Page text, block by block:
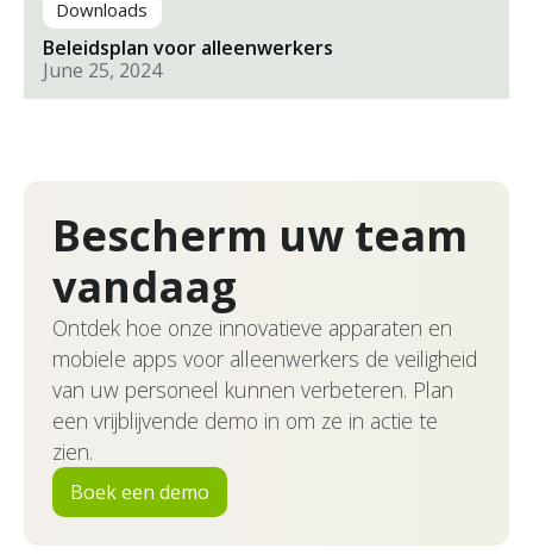
Downloads
Beleidsplan voor alleenwerkers
June 25, 2024
Bescherm uw team
vandaag
Ontdek hoe onze innovatieve apparaten en
mobiele apps voor alleenwerkers de veiligheid
van uw personeel kunnen verbeteren. Plan
een vrijblijvende demo in om ze in actie te
zien.
Boek een demo